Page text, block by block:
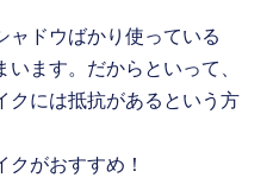
ャドウばかり使っている
ます。だからといって、
クには抵抗があるという方
がおすすめ！